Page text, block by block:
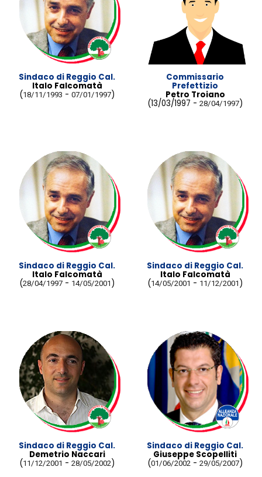
Sindaco di Reggio Cal.
Italo Falcomatà
(18/11/1993 - 07/01/1997)
Commissario
Prefettizio
Petro Troiano
(13/03/1997 - 28/04/1997)
Sindaco di Reggio Cal.
Italo Falcomatà
(28/04/1997 - 14/05/2001 )
Sindaco di Reggio Cal.
Italo Falcomatà
(14/05/2001 - 11/12/2001 )
Sindaco di Reggio Cal.
Demetrio Naccari
(11/12/2001 - 28/05/2002)
Sindaco di Reggio Cal.
Giuseppe Scopelliti
(01/06/2002 - 29/05/2007)